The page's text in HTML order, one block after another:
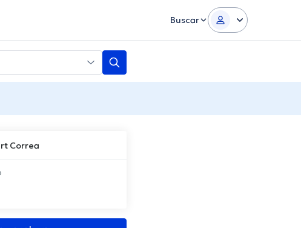
Buscar
Correa